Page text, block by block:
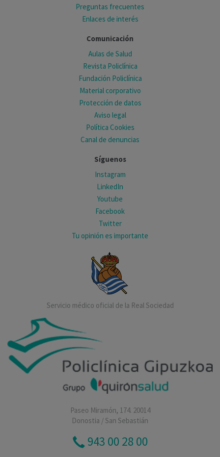
Preguntas frecuentes
Enlaces de interés
Comunicación
Aulas de Salud
Revista Policlínica
Fundación Policlínica
Material corporativo
Protección de datos
Aviso legal
Política Cookies
Canal de denuncias
Síguenos
Instagram
LinkedIn
Youtube
Facebook
Twitter
Tu opinión es importante
Servicio médico oficial de la Real Sociedad
Paseo Miramón, 174. 20014
Donostia / San Sebastián
943 00 28 00